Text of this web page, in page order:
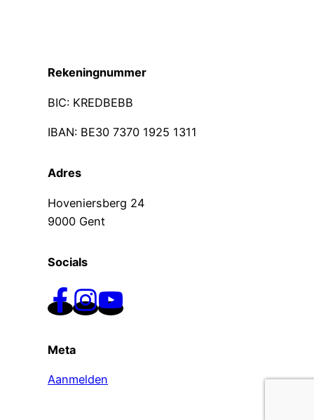
Rekeningnummer
BIC: KREDBEBB
IBAN: BE30 7370 1925 1311
Adres
Hoveniersberg 24
9000 Gent
Socials
Meta
Aanmelden